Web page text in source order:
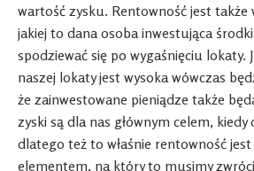
wartość zysku. Rentowność jest także
jakiej to dana osoba inwestująca
spodziewać się po wygaśnięciu lokaty.
naszej lokaty jest wysoka wówczas
że zainwestowane pieniądze także
zyski są dla nas głównym celem,
dlatego też to właśnie rentowność
elementem, na który to musimy